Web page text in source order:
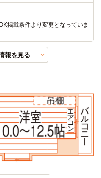
掲載条件より変更となっていま
報を見る